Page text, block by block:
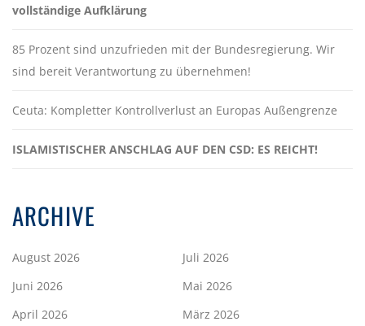
vollständige Aufklärung
85 Prozent sind unzufrieden mit der Bundesregierung. Wir
sind bereit Verantwortung zu übernehmen!
Ceuta: Kompletter Kontrollverlust an Europas Außengrenze
ISLAMISTISCHER ANSCHLAG AUF DEN CSD: ES REICHT!
ARCHIVE
August 2026
Juli 2026
Juni 2026
Mai 2026
April 2026
März 2026